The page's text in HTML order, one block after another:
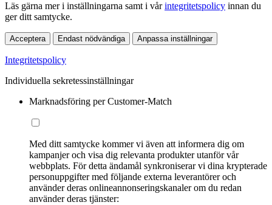
Läs gärna mer i inställningarna samt i vårintegritetspolicy innan du
ger ditt samtycke.
Acceptera Endast nödvändiga Anpassa inställningar
Integritetspolicy
Individuella sekretessinställningar
Marknadsföring per Customer-Match
Med ditt samtycke kommer vi även att informera dig om
kampanjer och visa dig relevanta produkter utanför vår
webbplats. För detta ändamål synkroniserar vi dina krypterade
personuppgifter med följande externa leverantörer och
använder deras onlineannonseringskanaler om du redan
använder deras tjänster: